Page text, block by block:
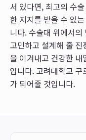
서 있다면, 최고의 수
한 지지를 받을 수 있
니다. 수술대 위에서
고민하고 설계해 줄
을 이겨내고 건강한
입니다. 고려대학교
가 되어줄 것입니다.